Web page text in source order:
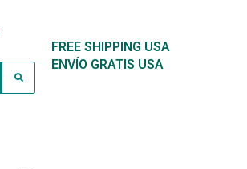
FREE SHIPPING USA
ENVÍO GRATIS USA